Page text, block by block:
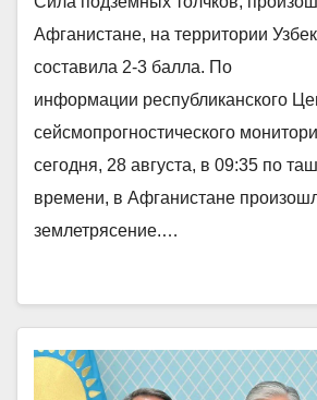
Афганистане, на территории
составила 2-3 балла. По
информации республиканского
сейсмопрогностического
сегодня, 28 августа, в 09:35 по
времени, в Афганистане
землетрясение.…